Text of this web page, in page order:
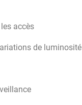
accès
de luminosité